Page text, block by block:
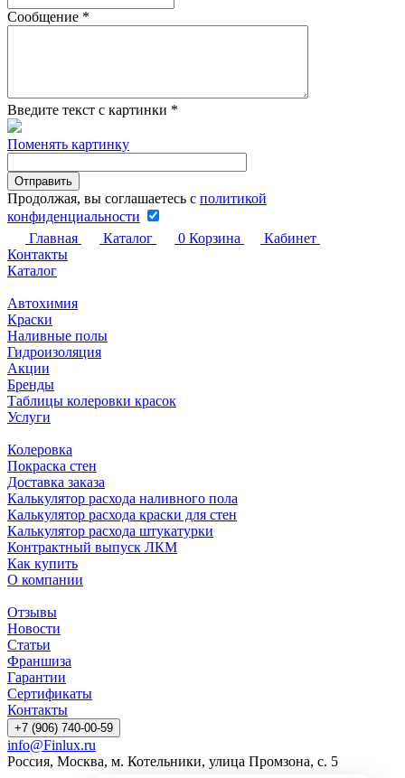
Сообщение *
Введите текст с картинки *
Поменять картинку
Продолжая, вы соглашаетесь с политикой
конфиденциальности
Главная
Каталог 0 Корзина
Кабинет
Контакты
Каталог
Автохимия
Краски
Наливные полы
Гидроизоляция
Акции
Бренды
Таблицы колеровки красок
Услуги
Колеровка
Покраска стен
Доставка заказа
Калькулятор расхода наливного пола
Калькулятор расхода краски для стен
Калькулятор расхода штукатурки
Контрактный выпуск ЛКМ
Как купить
О компании
Отзывы
Новости
Статьи
Франшиза
Гарантии
Сертификаты
Контакты
+7 (906) 740-00-59
info@Finlux.ru
Россия, Москва, м. Котельники, улица Промзона, с. 5